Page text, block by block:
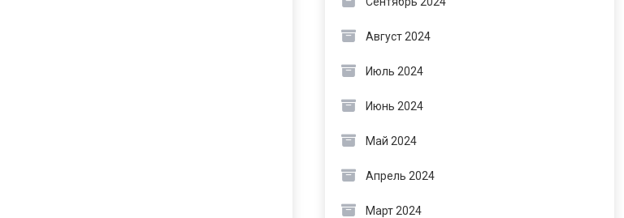
Август 2024
Июль 2024
Июнь 2024
Май 2024
Апрель 2024
Март 2024